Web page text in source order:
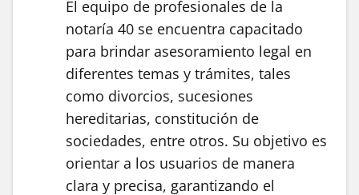
El equipo de profesionales de la
notaría 40 se encuentra capacitado
para brindar asesoramiento legal en
diferentes temas y trámites, tales
como divorcios, sucesiones
hereditarias, constitución de
sociedades, entre otros. Su objetivo es
orientar a los usuarios de manera
clara y precisa, garantizando el